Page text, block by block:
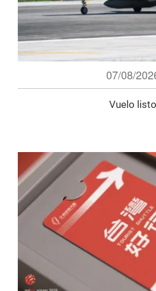
07/08/
Vuelo listo